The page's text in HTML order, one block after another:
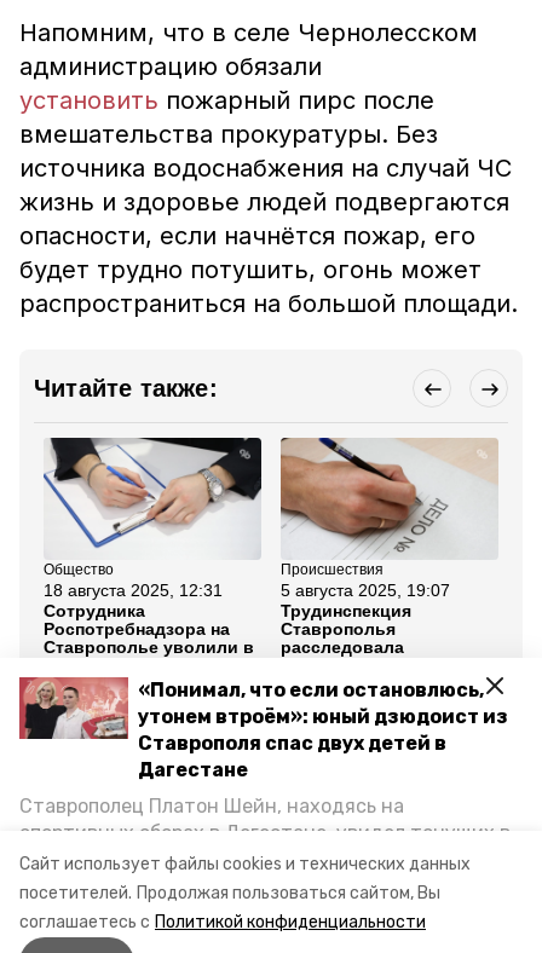
Сайт использует файлы cookies и технических данных
посетителей. Продолжая пользоваться сайтом, Вы
соглашаетесь с Политикой конфиденциальности
«Понимал, что если остановлюсь,
утонем втроём»: юный дзюдоист из
Ставрополя спас двух детей в
Дагестане
Ставрополец Платон Шейн, находясь на
спортивных сборах в Дегестане, увидел тонущих в
Каспийском море детей и бросился на помощь. По
возвращении домой, отважного мальчика
пригласили в министерство образования края и
наградили. Корреспондент «Победы26» пообщался
Напомним, что в селе Чернолесском
администрацию обязали
установить пожарный пирс после
вмешательства прокуратуры. Без
источника водоснабжения на случай ЧС
жизнь и здоровье людей подвергаются
опасности, если начнётся пожар, его
будет трудно потушить, огонь может
распространиться на большой площади.
Читайте также:
Общество
18 августа 2025, 12:31
Сотрудника
Роспотребнадзора на
Ставрополье уволили в
Происшествия
5 августа 2025, 19:07
Трудинспекция
Ставрополья
расследовала
помощником
комбайнёра
Все новости
заправка прокуратура ставрополья
противопожарная безопасность